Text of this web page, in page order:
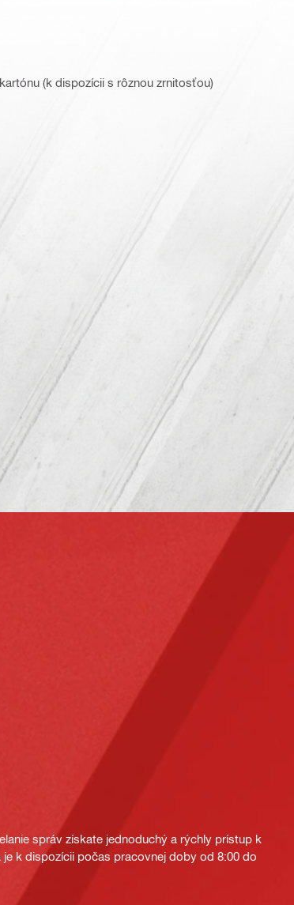
(k dispozícii s rôznou zrnitosťou)
správ získate jednoduchý a rýchly prístup k
k dispozícii počas pracovnej doby od 8:00 do